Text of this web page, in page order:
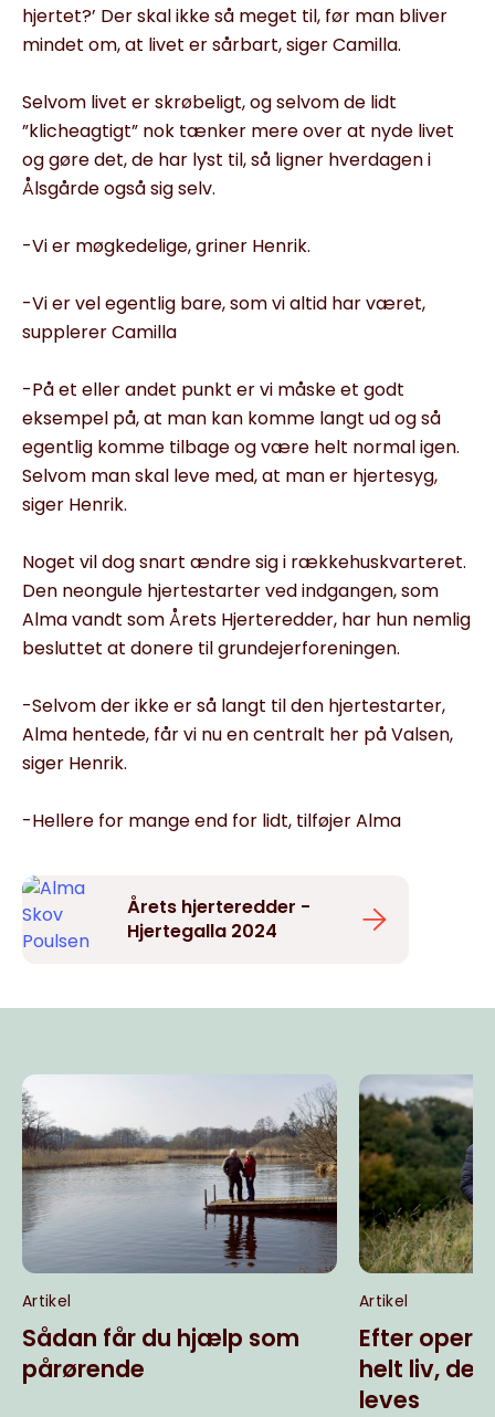
hjertet?’ Der skal ikke så meget til, før man bliver
mindet om, at livet er sårbart, siger Camilla.
Selvom livet er skrøbeligt, og selvom de lidt
”klicheagtigt” nok tænker mere over at nyde livet
og gøre det, de har lyst til, så ligner hverdagen i
Ålsgårde også sig selv.
-Vi er møgkedelige, griner Henrik.
-Vi er vel egentlig bare, som vi altid har været,
supplerer Camilla
-På et eller andet punkt er vi måske et godt
eksempel på, at man kan komme langt ud og så
egentlig komme tilbage og være helt normal igen.
Selvom man skal leve med, at man er hjertesyg,
siger Henrik.
Noget vil dog snart ændre sig i rækkehuskvarteret.
Den neongule hjertestarter ved indgangen, som
Alma vandt som Årets Hjerteredder, har hun nemlig
besluttet at donere til grundejerforeningen.
-Selvom der ikke er så langt til den hjertestarter,
Alma hentede, får vi nu en centralt her på Valsen,
siger Henrik.
-Hellere for mange end for lidt, tilføjer Alma
Årets hjerteredder -
Hjertegalla 2024
Artikel
Sådan får du hjælp som
pårørende
Artikel
Efter
helt liv, der
leves